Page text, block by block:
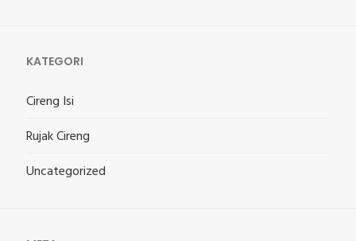
KATEGORI
Cireng Isi
Rujak Cireng
Uncategorized